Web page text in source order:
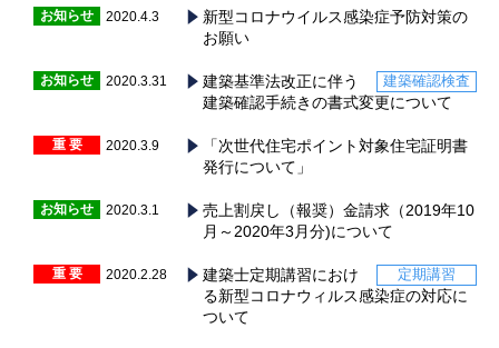
お知らせ 2020.4.3
新型コロナウイルス感染症予防対策の
お願い
お知らせ 2020.3.31 建築確認検査
建築基準法改正に伴う
建築確認手続きの書式変更について
重 要 2020.3.9
「次世代住宅ポイント対象住宅証明書
発行について」
お知らせ 2020.3.1
売上割戻し（報奨）金請求（2019年10
月～2020年3月分)について
重 要 2020.2.28 定期講習
建築士定期講習におけ
る新型コロナウィルス感染症の対応に
ついて